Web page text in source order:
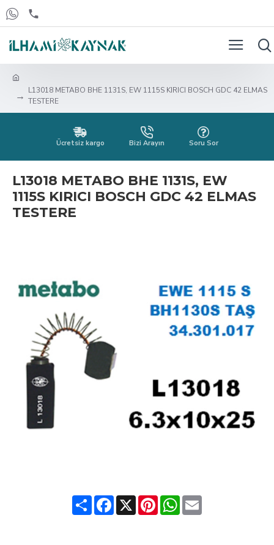
L13018 METABO BHE 1131S, EW 1115S KIRICI BOSCH GDC 42 ELMAS
TESTERE
Ücretsiz kargo Bizi Arayın Soru Sor
L13018 METABO BHE 1131S, EW
1115S KIRICI BOSCH GDC 42 ELMAS
TESTERE
ShareFacebook
X PinterestWhatsApp
Email